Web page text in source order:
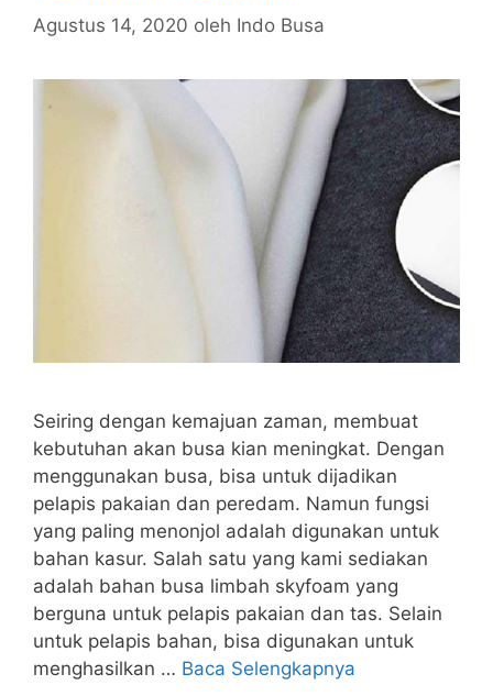
Agustus 14, 2020 oleh Indo Busa
Seiring dengan kemajuan zaman, membuat
kebutuhan akan busa kian meningkat. Dengan
menggunakan busa, bisa untuk dijadikan
pelapis pakaian dan peredam. Namun fungsi
yang paling menonjol adalah digunakan untuk
bahan kasur. Salah satu yang kami sediakan
adalah bahan busa limbah skyfoam yang
berguna untuk pelapis pakaian dan tas. Selain
untuk pelapis bahan, bisa digunakan untuk
menghasilkan … Baca Selengkapnya